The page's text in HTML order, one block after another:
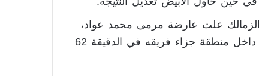
علت عارضة مرمى محمد عواد،
قبل أن يتألق حارس الأبيض ويتصدى لتسديدة قوية من داخل منطقة جزاء فريقه في الدقيقة 62